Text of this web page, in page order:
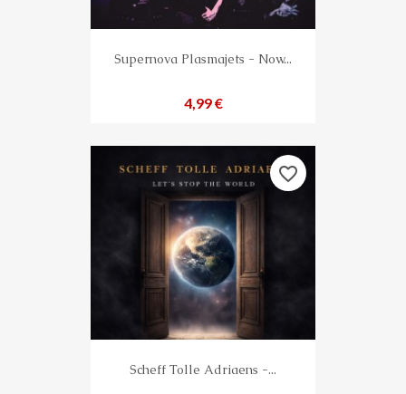
Supernova Plasmajets - Now...
Preis
4,99 €
Scheff Tolle Adriaens -...
favorite_border